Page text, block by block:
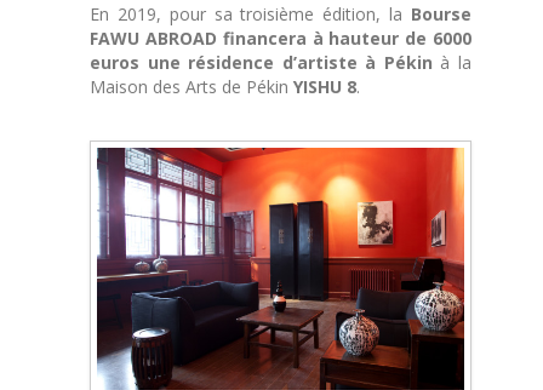
En 2019, pour sa troisième édition, la Bourse
FAWU ABROAD financera à hauteur de 6000
euros une résidence d’artiste à Pékin à la
Maison des Arts de Pékin YISHU 8.